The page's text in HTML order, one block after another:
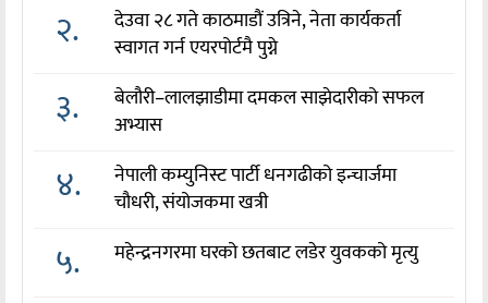
२.
देउवा २८ गते काठमाडौं उत्रिने, नेता कार्यकर्ता
स्वागत गर्न एयरपोर्टमै पुग्ने
३.
बेलौरी–लालझाडीमा दमकल साझेदारीको सफल
अभ्यास
४.
नेपाली कम्युनिस्ट पार्टी धनगढीको इन्चार्जमा
चौधरी, संयोजकमा खत्री
५. महेन्द्रनगरमा घरको छतबाट लडेर युवकको मृत्यु